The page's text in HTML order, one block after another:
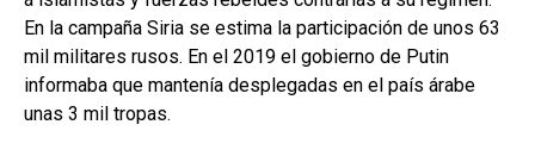
En la campaña Siria se estima la participación de unos 63
mil militares rusos. En el 2019 el gobierno de Putin
informaba que mantenía desplegadas en el país árabe
unas 3 mil tropas.